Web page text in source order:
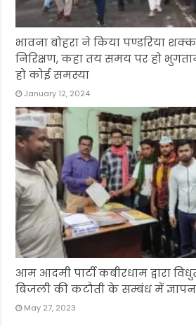
भावना बोहरा ने किया पण्डरिया
निरिक्षण, कहा तय समय पर हो
हो कोई समस्या
January 12, 2024
आम आदमी पार्टी कबीरधाम द्वारा
बिजली की कटौती के सम्बंध में ज्ञापन
May 27, 2023